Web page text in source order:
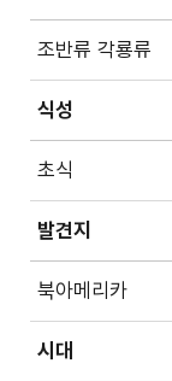
조반류 각룡류
식성
초식
발견지
북아메리카
시대